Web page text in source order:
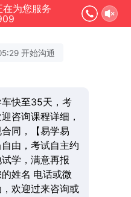
为您服务
开始沟通
快至35天，考
咨询课程详细，
同，【易学易
由，考试自主约
学，满意再报
姓名 电话或微
欢迎过来咨询或